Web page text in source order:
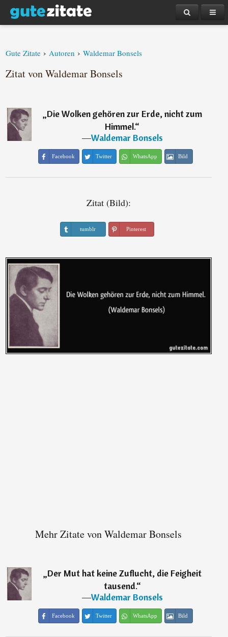
Gute Zitate › Autoren › Waldemar Bonsels
Zitat von Waldemar Bonsels
„Die Wolken gehören zur Erde, nicht zum
Himmel.“
―Waldemar Bonsels
Facebook Twitter WhatsApp Bild
Zitat (Bild):
tumblr Pinterest
Mehr Zitate von Waldemar Bonsels
„Der Mut hat keine Zuflucht, die Feigheit
tausend.“
―Waldemar Bonsels
Facebook Twitter WhatsApp Bild